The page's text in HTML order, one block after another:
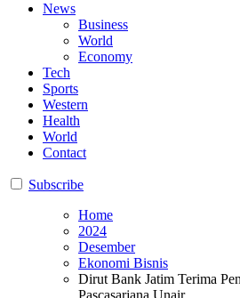
Membangun Bangsa Berpikir Positif
News
Business
World
Economy
Tech
Sports
Western
Health
World
Contact
Subscribe
Home
2024
Desember
Ekonomi Bisnis
Dirut Bank Jatim Terima